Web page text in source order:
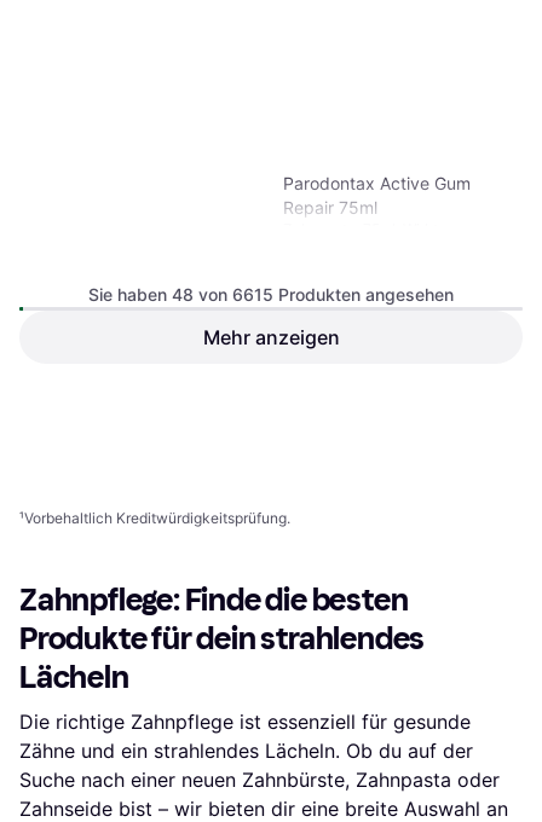
Oral-B iO Ultimate Clean
Parodontax Active Gum
Repair 75ml
Sie haben 48 von 6615 Produkten angesehen
Mehr anzeigen
¹Vorbehaltlich Kreditwürdigkeitsprüfung.
Zahnpflege: Finde die besten
Produkte für dein strahlendes
Lächeln
Die richtige Zahnpflege ist essenziell für gesunde
Zähne und ein strahlendes Lächeln. Ob du auf der
Suche nach einer neuen Zahnbürste, Zahnpasta oder
Zahnseide bist – wir bieten dir eine breite Auswahl an